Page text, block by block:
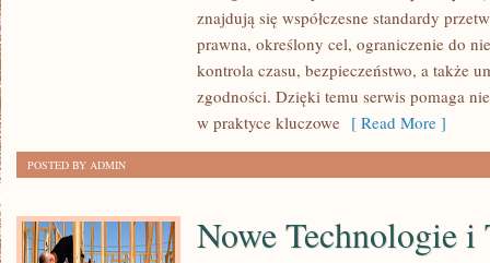
CZYTELNIKÓW
znajdują się współczesne standardy
prawna, określony cel, ograniczenie do
kontrola czasu, bezpieczeństwo, a także
zgodności. Dzięki temu serwis pomaga
w praktyce kluczowe [ Read More ]
POSTED BY ADMIN
Nowe Technologie i